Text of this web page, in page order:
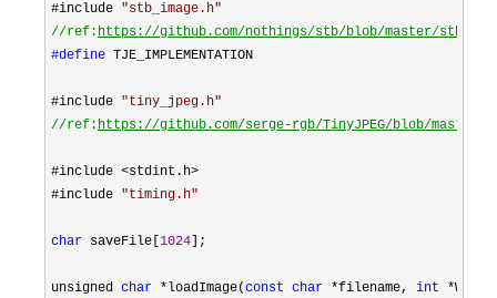
#include "stb_image.h"
//ref: https://github.com/nothings/stb/blob/master/
#define TJE_IMPLEMENTATION
#include "tiny_jpeg.h"
//ref: https://github.com/serge-rgb/TinyJPEG/blob/master/
#include <stdint.h>
#include "timing.h"
char saveFile[1024];
unsigned char *loadImage(const char *filename, int